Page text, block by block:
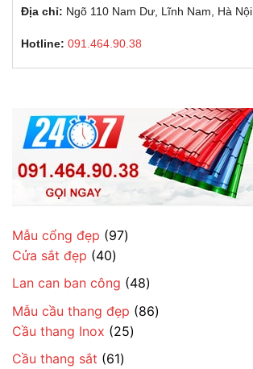
Địa chỉ: Ngõ 110 Nam Dư, Lĩnh Nam, Hà Nội
Hotline: 091.464.90.38
Mẫu cổng đẹp 9797
phẩm
Cửa sắt đẹp 4040
sản
phẩm
Lan can ban công 4848
sản
phẩm
Mẫu cầu thang đẹp 8686
Cầu thang Inox 2525
Cầu thang sắt 6161